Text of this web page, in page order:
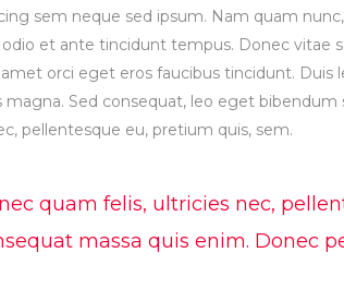
sem neque sed ipsum. Nam quam
et ante tincidunt tempus. Donec vitae
orci eget eros faucibus tincidunt. Duis
magna. Sed consequat, leo eget
pellentesque eu, pretium quis, sem.
quam felis, ultricies nec,
massa quis enim. Donec